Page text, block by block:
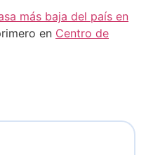
más baja del país en
en Centro de